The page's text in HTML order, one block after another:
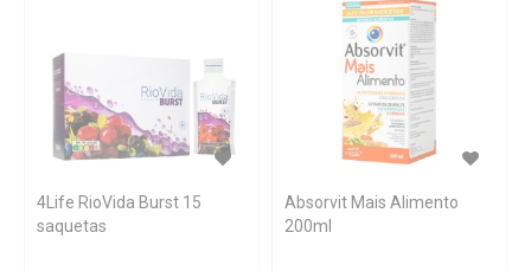
4Life RioVida Burst 15
saquetas
Absorvit Mais Alimento
200ml